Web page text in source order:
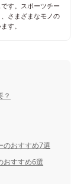
す。スポーツチー
さまざまなモノの
す。
？
のおすすめ7選
おすすめ6選